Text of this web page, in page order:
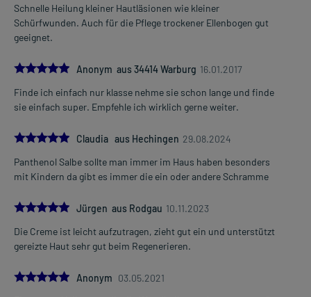
verschiedene Überlegungen eine Rolle, ob und wie das Arzneimittel
in der Schwangerschaft angewendet werden kann.
- Stillzeit: Wenden Sie sich an Ihren Arzt oder Apotheker. Er wird
beraten, ob und wie Sie mit dem Stillen weitermachen können.
Ist Ihnen das Arzneimittel trotz einer Gegenanzeige verordnet
worden, sprechen Sie mit Ihrem Arzt oder Apotheker. Der
Anwendung bei einer Gegenanzeige in sich birgt.
Nebenwirkungen:
bisher nur in Ausnahmefällen aufgetreten sind.
während der Behandlung, wenden Sie sich an Ihren Arzt oder
Schnelle Heilung kleiner Hautläsionen wie kleiner
Schürfwunden. Auch für die Pflege trockener Ellenbogen gut
geeignet.
5.0Anonym aus 34414 Warburg 16.01.2017
Finde ich einfach nur klasse nehme sie schon lange und finde
sie einfach super. Empfehle ich wirklich gerne weiter.
5.0
Claudia aus Hechingen 29.08.2024
Panthenol Salbe sollte man immer im Haus haben besonders
mit Kindern da gibt es immer die ein oder andere Schramme
5.0
Jürgen aus Rodgau 10.11.2023
Die Creme ist leicht aufzutragen, zieht gut ein und unterstützt
gereizte Haut sehr gut beim Regenerieren.
5.0Anonym 03.05.2021